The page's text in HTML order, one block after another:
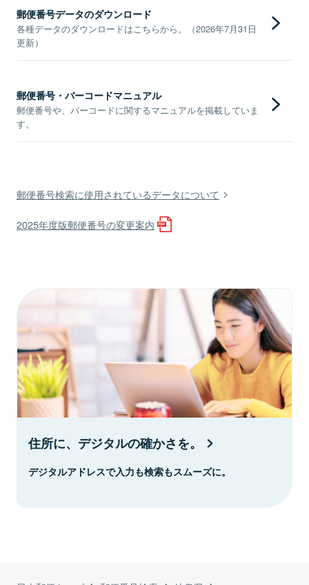
郵便番号データのダウンロード
各種データのダウンロードはこちらから。（2026年7月31日
更新）
郵便番号・バーコードマニュアル
郵便番号や、バーコードに関するマニュアルを掲載していま
す。
郵便番号検索に使用されているデータについて
2025年度版郵便番号の変更案内
住所に、デジタルの確かさを。
デジタルアドレスで入力も検索もスムーズに。